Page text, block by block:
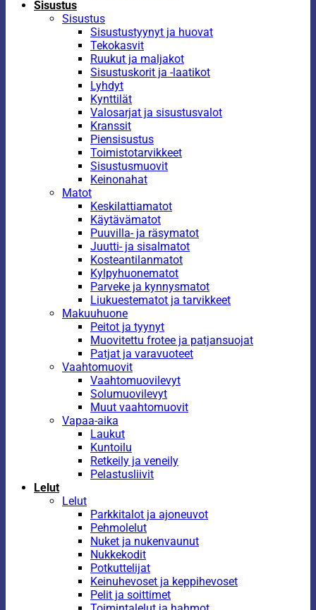
Sisustus
Sisustus
Sisustustyynyt ja huovat
Tekokasvit
Ruukut ja maljakot
Sisustuskorit ja -laatikot
Lyhdyt
Kynttilät
Valosarjat ja sisustusvalot
Kranssit
Piensisustus
Toimistotarvikkeet
Sisustusmuovit
Keinonahat
Matot
Keskilattiamatot
Käytävämatot
Puuvilla- ja räsymatot
Juutti- ja sisalmatot
Kosteantilanmatot
Kylpyhuonematot
Parveke ja kynnysmatot
Liukuestematot ja tarvikkeet
Makuuhuone
Peitot ja tyynyt
Muovitettu frotee ja patjansuojat
Patjat ja varavuoteet
Vaahtomuovit
Vaahtomuovilevyt
Solumuovilevyt
Muut vaahtomuovit
Vapaa-aika
Laukut
Kuntoilu
Retkeily ja veneily
Pelastusliivit
Lelut
Lelut
Parkkitalot ja ajoneuvot
Pehmolelut
Nuket ja nukenvaunut
Nukkekodit
Potkuttelijat
Keinuhevoset ja keppihevoset
Pelit ja soittimet